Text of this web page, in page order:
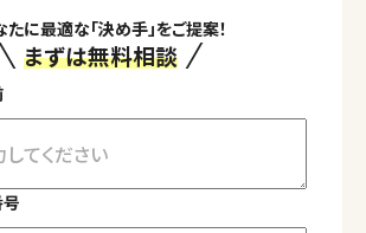
たに最適な「決め手」をご提案！
まずは無料相談